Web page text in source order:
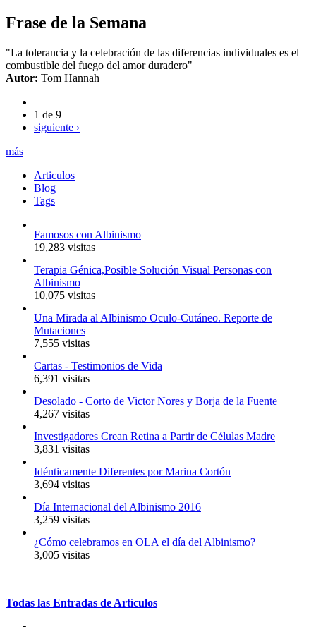
Frase de la Semana
"La tolerancia y la celebración de las diferencias individuales es el
combustible del fuego del amor duradero"
Autor: Tom Hannah
1 de 9
siguiente ›
más
Articulos
Blog
Tags
Famosos con Albinismo
19,283 visitas
Terapia Génica,Posible Solución Visual Personas con
Albinismo
10,075 visitas
Una Mirada al Albinismo Oculo-Cutáneo. Reporte de
Mutaciones
7,555 visitas
Cartas - Testimonios de Vida
6,391 visitas
Desolado - Corto de Victor Nores y Borja de la Fuente
4,267 visitas
Investigadores Crean Retina a Partir de Células Madre
3,831 visitas
Idénticamente Diferentes por Marina Cortón
3,694 visitas
Día Internacional del Albinismo 2016
3,259 visitas
¿Cómo celebramos en OLA el día del Albinismo?
3,005 visitas
Todas las Entradas de Artículos